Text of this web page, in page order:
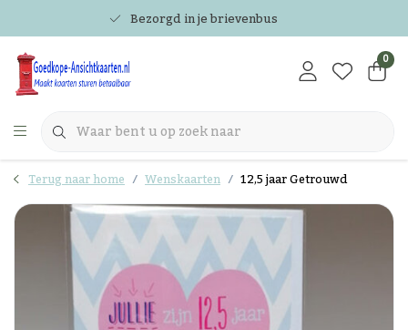
Bezorgd in je brievenbus
0
Terug naar home Wenskaarten 12,5 jaar Getrouwd